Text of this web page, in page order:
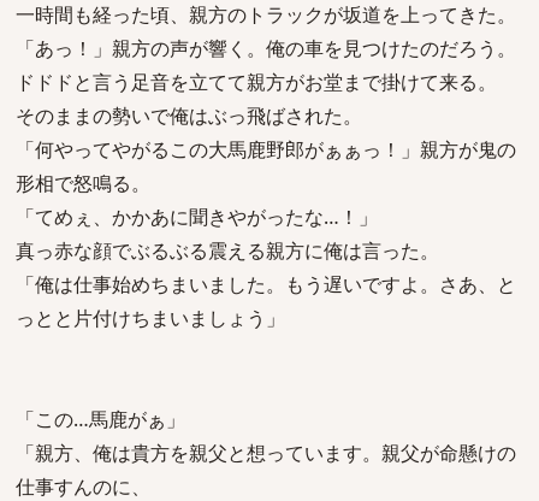
一時間も経った頃、親方のトラックが坂道を上ってきた。
「あっ！」親方の声が響く。俺の車を見つけたのだろう。
ドドドと言う足音を立てて親方がお堂まで掛けて来る。
そのままの勢いで俺はぶっ飛ばされた。
「何やってやがるこの大馬鹿野郎がぁぁっ！」親方が鬼の
形相で怒鳴る。
「てめぇ、かかあに聞きやがったな…！」
真っ赤な顔でぶるぶる震える親方に俺は言った。
「俺は仕事始めちまいました。もう遅いですよ。さあ、と
っとと片付けちまいましょう」
「この…馬鹿がぁ」
「親方、俺は貴方を親父と想っています。親父が命懸けの
仕事すんのに、